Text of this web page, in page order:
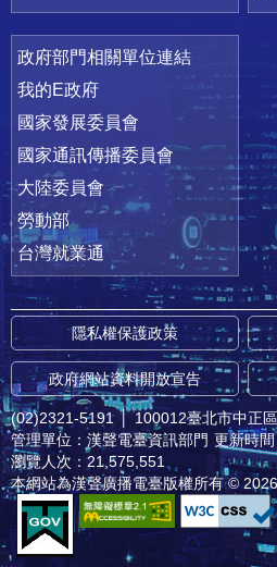
政府部門相關單位連結
我的E政府
國家發展委員會
國家通訊傳播委員會
大陸委員會
勞動部
台灣就業通
隱私權保護政策
政府網站資料開放宣告
(02)2321-5191 │ 100012臺北市中正
管理單位：漢聲電臺資訊部門 更新時
瀏覽人次：21,575,551
本網站為漢聲廣播電臺版權所有 © 2026